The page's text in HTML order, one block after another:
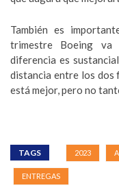
También es
trimestre Boeing
diferencia es
distancia entre los dos
está mejor, pero no
TAGS 2023
ENTREGAS